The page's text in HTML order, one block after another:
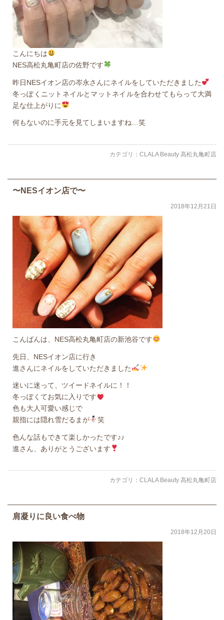
こんにちは
NES高松丸亀町店の佐野です
昨日NESイオン店の岑永さんにネイルをしていただきました
冬っぽくニットネイルとマットネイルを合わせてもらって大満
足な仕上がりに
何もないのに手元を見てしまいますね…笑
カテゴリ： CLALA Beauty 高松丸亀町店
〜NESイオン店で〜
2018年12月21日
こんばんは、NES高松丸亀町店の新池谷です
先日、NESイオン店に行き
進さんにネイルをしていただきました
迷いに迷って、ツイードネイルに！！
冬っぽくてお気に入りです
色も大人可愛い感じで
親指には隠れ雪だるまが
笑
色んな話もできて楽しかったです♪♪
進さん、ありがとうございます
カテゴリ： CLALA Beauty 高松丸亀町店
肩凝りに良い食べ物
2018年12月20日